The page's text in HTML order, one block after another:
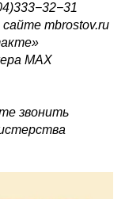
mbrostov.ru
MAX
звонить